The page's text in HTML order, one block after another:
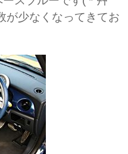
が少なくなってきてお